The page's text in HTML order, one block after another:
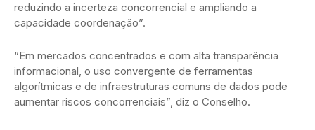
reduzindo a incerteza concorrencial e ampliando a
capacidade coordenação”.
“Em mercados concentrados e com alta transparência
informacional, o uso convergente de ferramentas
algorítmicas e de infraestruturas comuns de dados pode
aumentar riscos concorrenciais”, diz o Conselho.